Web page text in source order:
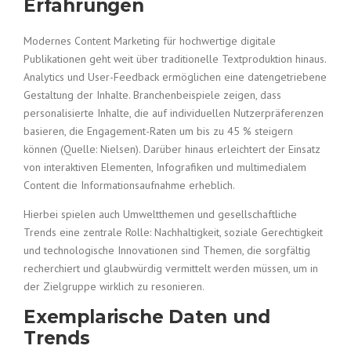
Erfahrungen
Modernes Content Marketing für hochwertige digitale
Publikationen geht weit über traditionelle Textproduktion hinaus.
Analytics und User-Feedback ermöglichen eine datengetriebene
Gestaltung der Inhalte. Branchenbeispiele zeigen, dass
personalisierte Inhalte, die auf individuellen Nutzerpräferenzen
basieren, die Engagement-Raten um bis zu 45 % steigern
können (Quelle: Nielsen). Darüber hinaus erleichtert der Einsatz
von interaktiven Elementen, Infografiken und multimedialem
Content die Informationsaufnahme erheblich.
Hierbei spielen auch Umweltthemen und gesellschaftliche
Trends eine zentrale Rolle: Nachhaltigkeit, soziale Gerechtigkeit
und technologische Innovationen sind Themen, die sorgfältig
recherchiert und glaubwürdig vermittelt werden müssen, um in
der Zielgruppe wirklich zu resonieren.
Exemplarische Daten und
Trends